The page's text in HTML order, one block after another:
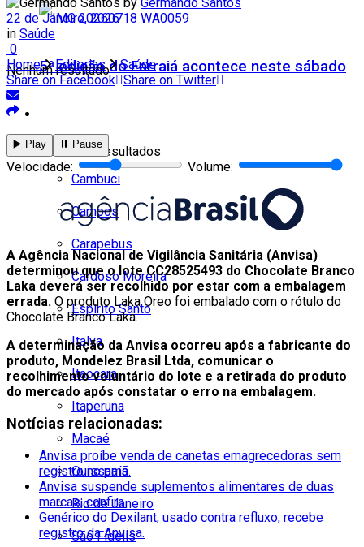
5ª edição do Farraiá acontece neste sábado
Todos
Cambuci
Campos
Carapebus
Cardoso Moreira
Espírito Santo
Italva
Itaocara
Itaperuna
Macaé
Quissamã
Rio de Janeiro
São Fidélis
Nenhum resultado
Ver todos os resultados
22 de Janeiro, 2026
in Saúde
0
Home
Editorias
Saúde
Share on Facebook Share on Twitter
▶️ Play ⏸️ Pause
Velocidade: Volume:
A Agência Nacional de Vigilância Sanitária (Anvisa)
determinou que o lote CC28525493 do Chocolate Branco
Laka deverá ser recolhido por estar com a embalagem
errada. O produto Laka Oreo foi embalado com o rótulo do
Chocolate Branco Laka.
A determinação da Anvisa ocorreu após a fabricante do
produto, Mondelez Brasil Ltda, comunicar o
recolhimento voluntário do lote e a retirada do produto
do mercado após constatar o erro na embalagem.
Notícias relacionadas:
Anvisa proíbe venda de canetas emagrecedoras sem
registro no país.
Anvisa suspende suplementos alimentares de duas
marcas; confira.
Genérico do Dexilant, usado contra refluxo, recebe
registro da Anvisa.